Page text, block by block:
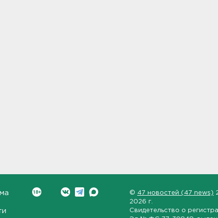
© 47 новостей (47 news)
2026 г.
Свидетельство о